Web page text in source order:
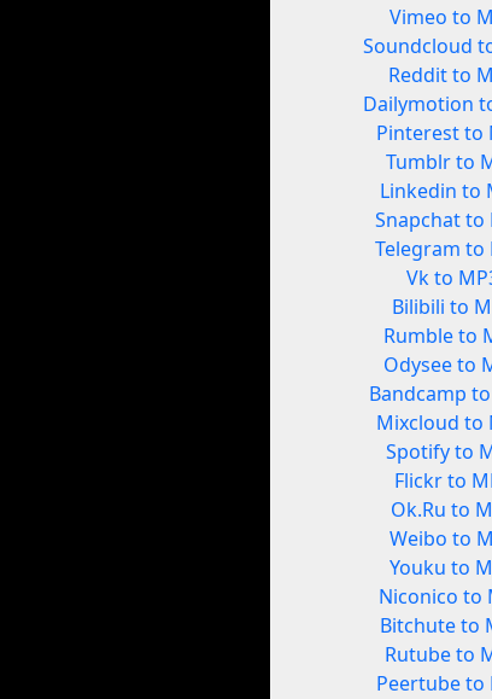
Vimeo to
Soundcloud
Reddit to
Dailymotion
Pinterest to
Tumblr to
Linkedin to
Snapchat to
Telegram to
Vk to
Bilibili to
Rumble to
Odysee to
Bandcamp
Mixcloud to
Spotify to
Flickr to
Ok.Ru to
Weibo to
Youku to
Niconico to
Bitchute to
Rutube to
Peertube to